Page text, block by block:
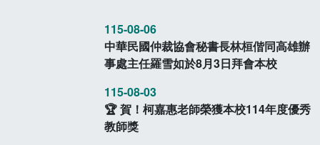
115-08-06
中華民國仲裁協會秘書長林桓偕同高雄辦
事處主任羅雪如於8月3日拜會本校
115-08-03
🏆 賀！柯嘉惠老師榮獲本校114年度優秀
教師獎